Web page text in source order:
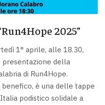
2025”
1° aprile, alle 18.30,
presentazione della
di Run4Hope.
benefico, è una delle tappe
podistico solidale a